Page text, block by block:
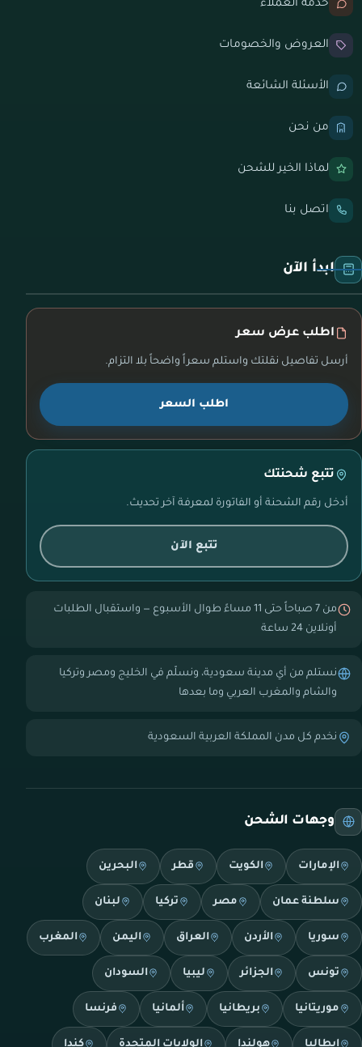
خدمة العملاء
العروض والخصومات
الأسئلة الشائعة
من نحن
لماذا الخير للشحن
اتصل بنا
ابدأ الآن
اطلب عرض سعر
أرسل تفاصيل نقلتك واستلم سعراً واضحاً بلا التزام.
اطلب السعر
تتبع شحنتك
أدخل رقم الشحنة أو الفاتورة لمعرفة آخر تحديث.
تتبع الآن
من 7 صباحاً حتى 11 مساءً طوال الأسبوع — واستقبال الطلبات
أونلاين 24 ساعة
نستلم من أي مدينة سعودية، ونسلّم في الخليج ومصر وتركيا
والشام والمغرب العربي وما بعدها
نخدم كل مدن المملكة العربية السعودية
وجهات الشحن
الإمارات الكويت قطر البحرين
سلطنة عمان مصر تركيا لبنان
سوريا الأردن العراق اليمن المغرب
تونس الجزائر ليبيا السودان
موريتانيا بريطانيا ألمانيا فرنسا
إيطاليا هولندا الولايات المتحدة كندا